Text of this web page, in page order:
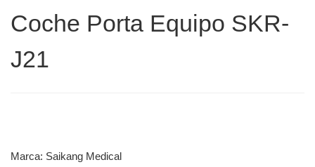
Coche Porta Equipo SKR-
J21
Marca: Saikang Medical